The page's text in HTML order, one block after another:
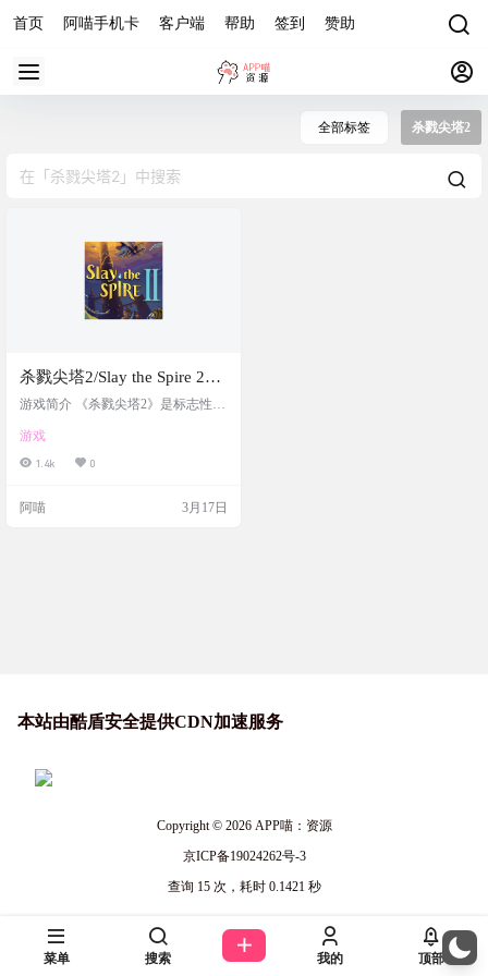
首页 阿喵手机卡 客户端 帮助 签到 赞助
全部标签 杀戮尖塔2
杀戮尖塔2/Slay the Spire 2，
中文最新版-赠联机补丁+修
游戏简介 《杀戮尖塔2》是标志性Ro
年来沉睡的高塔再次开启，比以往
更加饥饿与危险。玩家将面对焕然
牌、遗物与药水。可与最多4名玩家
游戏
1.4k 0
阿喵 3月17日
本站由酷盾安全提供CDN加速服务
Copyright © 2026APP喵：资源
京ICP备19024262号-3
查询 15 次，耗时 0.1421 秒
菜单 搜索 我的 顶部